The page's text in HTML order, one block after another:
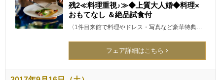
残2≪料理重視♪≫◆上質大人婚◆料理×
おもてなし ＆絶品試食付
〈1件目来館で料理やドレス・写真など豪華特典…
フェア詳細はこちら